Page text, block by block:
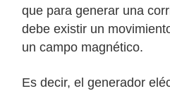
que para generar una
debe existir un
un campo magnético.
Es decir, el generador